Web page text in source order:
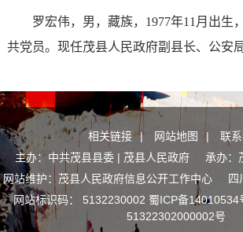
罗宏伟，男，藏族，1977年11月出生
共党员。现任茂县人民政府副县长、公安
相关链接 | 网站地图 |
联
主办：中共茂县县委 | 茂县人民政府 承办：
网站维护：茂县人民政府信息公开工作中心
四
网站标识码： 5132230002 蜀ICP备14010534
51322302000002号